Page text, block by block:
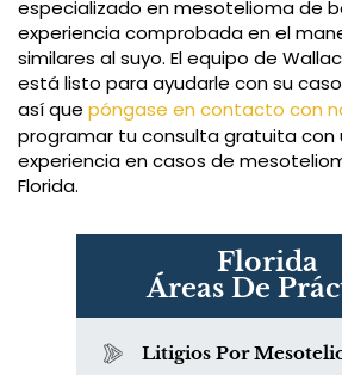
especializado en mesotelioma de
experiencia comprobada en el
similares al suyo. El equipo de
está listo para ayudarle con su
así que póngase en contacto con
programar tu consulta gratuita con
experiencia en casos de
Florida.
Florida
Áreas De
Litigios Por